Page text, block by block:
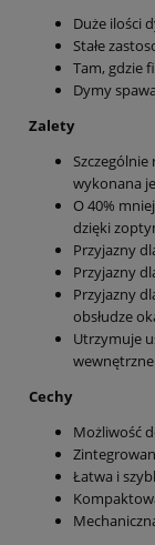
Duże ilości
Stałe
Tam, gdzie
Dymy
Zalety
wykonana
O 40%
dzięki
Przyjazny
Przyjazny
Przyjazny
obsłudze
Utrzymuje
Cechy
Możliwość
Łatwa i